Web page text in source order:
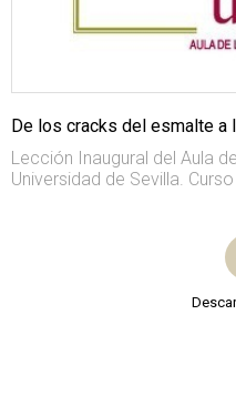
De los cracks del esmalte a
Lección Inaugural del Aula
Universidad de Sevilla.